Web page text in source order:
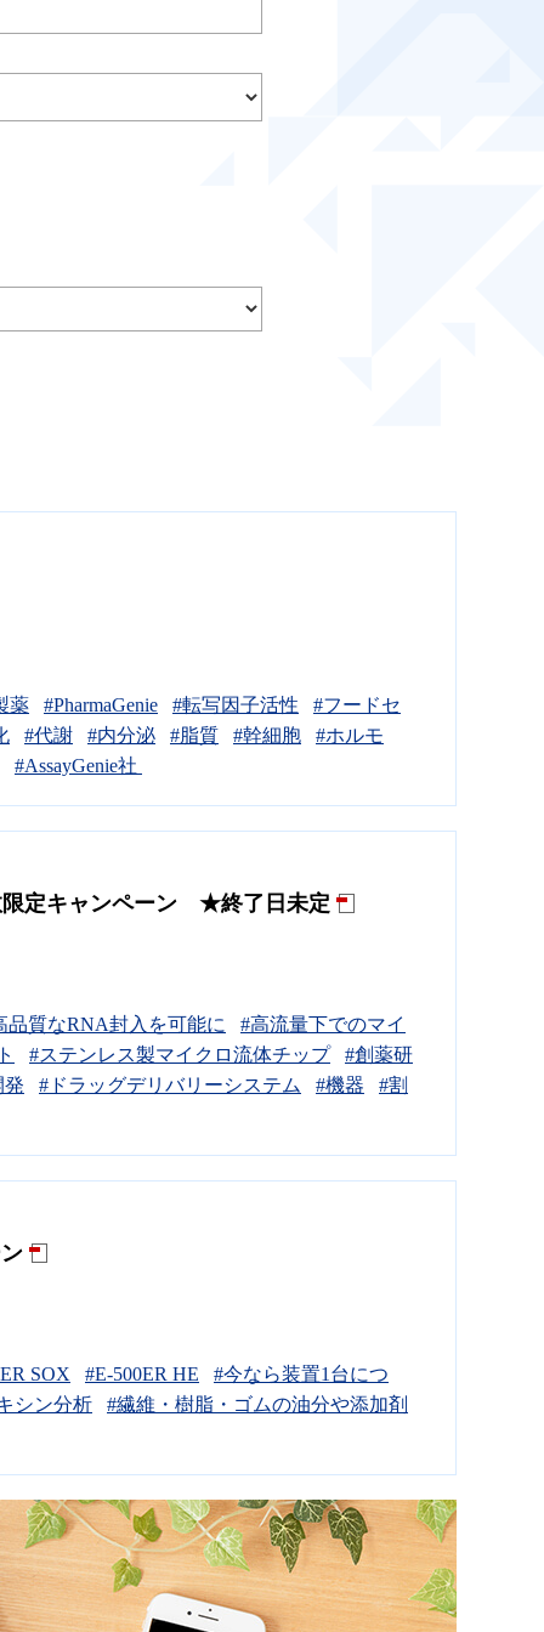
薬 #PharmaGenie #転写因子活性
#フードセ
#代謝 #内分泌 #脂質 #幹細胞
#ホルモ
#AssayGenie社
限定キャンペーン ★終了日未定
品質なRNA封入を可能に
#高流量下でのマイ
#ステンレス製マイクロ流体チップ
#創薬研
発
#ドラッグデリバリーシステム #機器 #割
SOX #E-500ER HE
#今なら装置1台につ
シン分析
#繊維・樹脂・ゴムの油分や添加剤